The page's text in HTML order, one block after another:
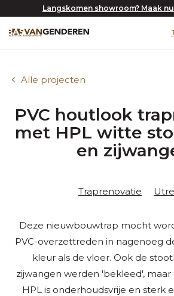
Langskomen showroom? Maak
Alle projecten
PVC houtlook
met HPL witte
en
Traprenovatie
Deze nieuwbouwtrap mocht
PVC-overzettreden in nagenoeg
kleur als de vloer. Ook de
zijwangen werden 'bekleed',
HPL is onderhoudsvrije en sterk